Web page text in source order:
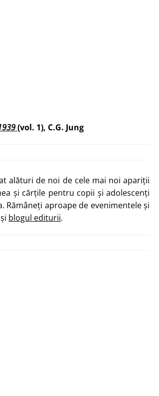
(vol. 1), C.G. Jung
alături de noi de cele mai noi apariții
și cărțile pentru copii și adolescenți
Rămâneți aproape de evenimentele și
și blogul editurii.